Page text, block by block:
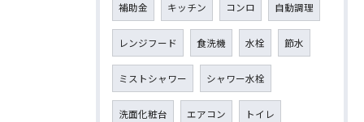
補助金 キッチン コンロ 自動調理
レンジフード 食洗機 水栓 節水
ミストシャワー シャワー水栓
洗面化粧台 エアコン トイレ